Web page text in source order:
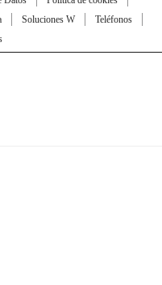
Soluciones W
Teléfonos